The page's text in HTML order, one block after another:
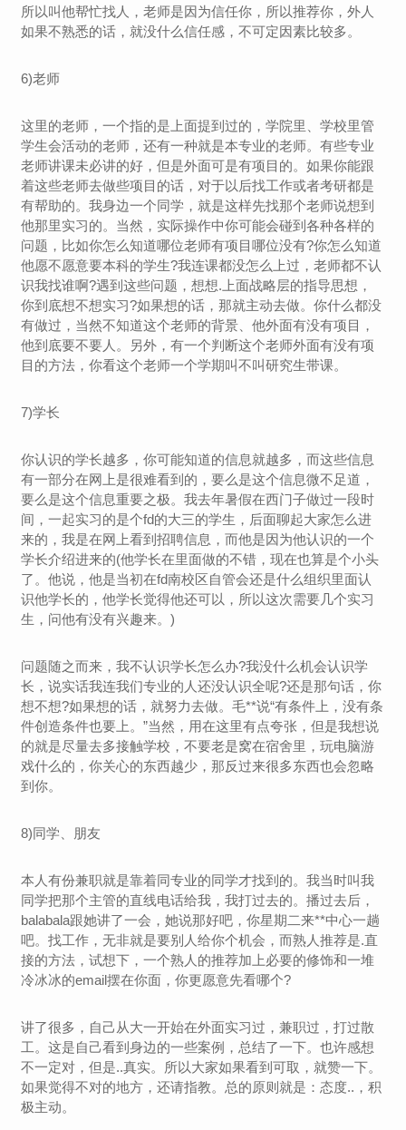
所以叫他帮忙找人，老师是因为信任你，所以推荐你，外人
如果不熟悉的话，就没什么信任感，不可定因素比较多。
6)老师
这里的老师，一个指的是上面提到过的，学院里、学校里管
学生会活动的老师，还有一种就是本专业的老师。有些专业
老师讲课未必讲的好，但是外面可是有项目的。如果你能跟
着这些老师去做些项目的话，对于以后找工作或者考研都是
有帮助的。我身边一个同学，就是这样先找那个老师说想到
他那里实习的。当然，实际操作中你可能会碰到各种各样的
问题，比如你怎么知道哪位老师有项目哪位没有?你怎么知道
他愿不愿意要本科的学生?我连课都没怎么上过，老师都不认
识我找谁啊?遇到这些问题，想想.上面战略层的指导思想，
你到底想不想实习?如果想的话，那就主动去做。你什么都没
有做过，当然不知道这个老师的背景、他外面有没有项目，
他到底要不要人。另外，有一个判断这个老师外面有没有项
目的方法，你看这个老师一个学期叫不叫研究生带课。
7)学长
你认识的学长越多，你可能知道的信息就越多，而这些信息
有一部分在网上是很难看到的，要么是这个信息微不足道，
要么是这个信息重要之极。我去年暑假在西门子做过一段时
间，一起实习的是个fd的大三的学生，后面聊起大家怎么进
来的，我是在网上看到招聘信息，而他是因为他认识的一个
学长介绍进来的(他学长在里面做的不错，现在也算是个小头
了。他说，他是当初在fd南校区自管会还是什么组织里面认
识他学长的，他学长觉得他还可以，所以这次需要几个实习
生，问他有没有兴趣来。)
问题随之而来，我不认识学长怎么办?我没什么机会认识学
长，说实话我连我们专业的人还没认识全呢?还是那句话，你
想不想?如果想的话，就努力去做。毛**说“有条件上，没有条
件创造条件也要上。”当然，用在这里有点夸张，但是我想说
的就是尽量去多接触学校，不要老是窝在宿舍里，玩电脑游
戏什么的，你关心的东西越少，那反过来很多东西也会忽略
到你。
8)同学、朋友
本人有份兼职就是靠着同专业的同学才找到的。我当时叫我
同学把那个主管的直线电话给我，我打过去的。播过去后，
balabala跟她讲了一会，她说那好吧，你星期二来**中心一趟
吧。找工作，无非就是要别人给你个机会，而熟人推荐是.直
接的方法，试想下，一个熟人的推荐加上必要的修饰和一堆
冷冰冰的email摆在你面，你更愿意先看哪个?
讲了很多，自己从大一开始在外面实习过，兼职过，打过散
工。这是自己看到身边的一些案例，总结了一下。也许感想
不一定对，但是..真实。所以大家如果看到可取，就赞一下。
如果觉得不对的地方，还请指教。总的原则就是：态度..，积
极主动。